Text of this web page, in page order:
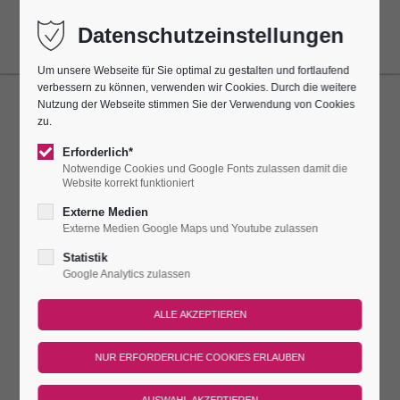
Datenschutzeinstellungen
Um unsere Webseite für Sie optimal zu gestalten und fortlaufend
verbessern zu können, verwenden wir Cookies. Durch die weitere
Nutzung der Webseite stimmen Sie der Verwendung von Cookies
zu.
Erforderlich*
Notwendige Cookies und Google Fonts zulassen damit die
Website korrekt funktioniert
Externe Medien
Externe Medien Google Maps und Youtube zulassen
Statistik
Google Analytics zulassen
ÖFFENTLICHE FÜHRUNG
Dieser Termin hatte sich jeden Tag bis zum 27.06.2025
wiederholt.
ENTDECKEN SIE DIE WÜNSCHE &
WUNDERWELT...
400 Meter hoch thront die Leuchtenburg über dem
malerischen Saaletal. Doch welchen Schatz verbirgt die
Leuchtenburg hinter ihren dicken Mauern? Sind Sie neugierig?
Dann kommen Sie mit uns, wir zeigen Ihnen unsere
Leuchtenburg. Wir erzählen Ihnen was sich hier zugetragen
hat, zeigen Ihnen unsere Wunder aus Porzellan und werfen mit
Ihnen einen Wunschteller. Scherben bringen Glück!